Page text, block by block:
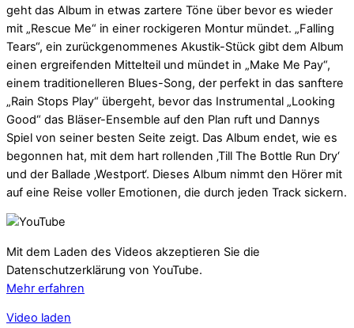
geht das Album in etwas zartere Töne über bevor es wieder
mit „Rescue Me“ in einer rockigeren Montur mündet. „Falling
Tears“, ein zurückgenommenes Akustik-Stück gibt dem Album
einen ergreifenden Mittelteil und mündet in „Make Me Pay“,
einem traditionelleren Blues-Song, der perfekt in das sanftere
„Rain Stops Play“ übergeht, bevor das Instrumental „Looking
Good“ das Bläser-Ensemble auf den Plan ruft und Dannys
Spiel von seiner besten Seite zeigt. Das Album endet, wie es
begonnen hat, mit dem hart rollenden ‚Till The Bottle Run Dry‘
und der Ballade ‚Westport‘. Dieses Album nimmt den Hörer mit
auf eine Reise voller Emotionen, die durch jeden Track sickern.
Mit dem Laden des Videos akzeptieren Sie die
Datenschutzerklärung von YouTube.
Mehr erfahren
Video laden